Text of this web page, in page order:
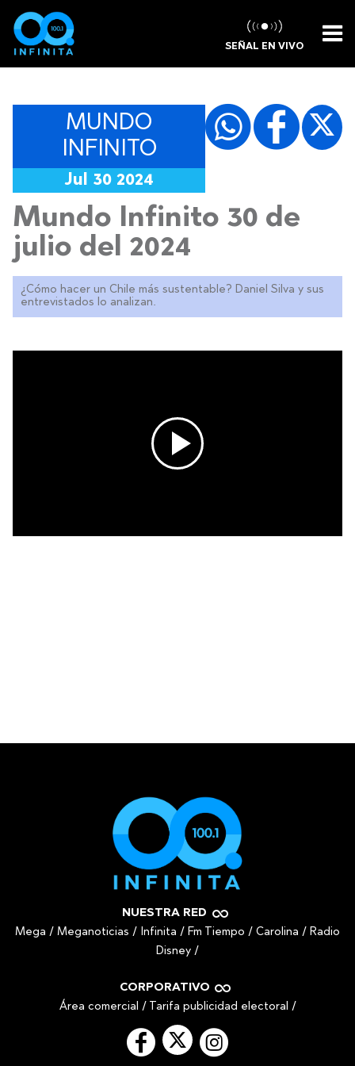
SEÑAL EN VIVO
MUNDO
INFINITO
Jul 30 2024
Mundo Infinito 30 de
julio del 2024
¿Cómo hacer un Chile más sustentable? Daniel Silva y sus
entrevistados lo analizan.
NUESTRA RED
Mega / Meganoticias / Infinita / Fm Tiempo / Carolina / Radio
Disney /
CORPORATIVO
Área comercial / Tarifa publicidad electoral /